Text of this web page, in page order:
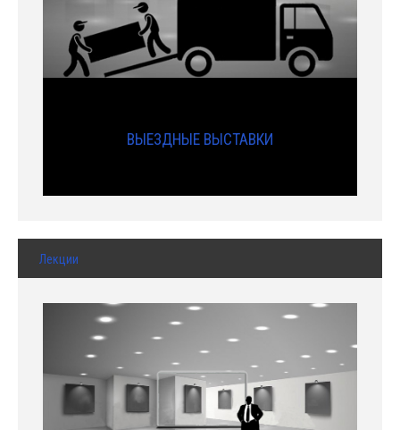
ВЫЕЗДНЫЕ ВЫСТАВКИ
Лекции